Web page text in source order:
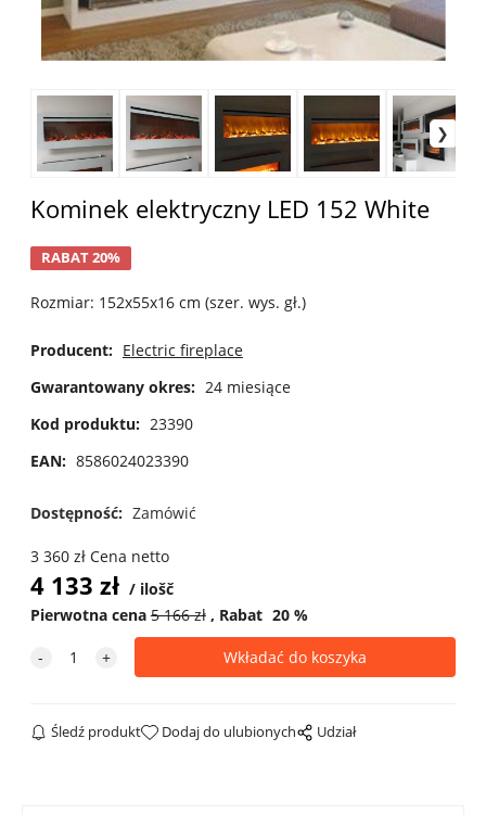
Kominek elektryczny LED 152 White
RABAT 20%
Rozmiar: 152x55x16 cm (szer. wys. gł.)
Producent: Electric fireplace
Gwarantowany okres: 24 miesiące
Kod produktu: 23390
EAN: 8586024023390
Dostępność: Zamówić
3 360zł Cena netto
4 133 zł
ilošč
Pierwotna cena 5 166zł Rabat 20%
Śledź produkt Dodaj do ulubionych Udział